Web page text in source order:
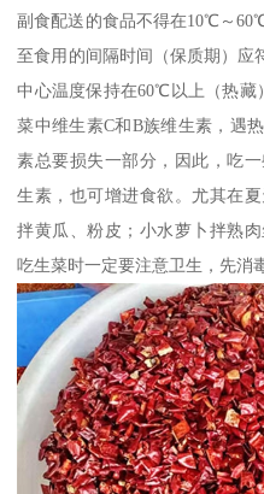
副食配送的食品不得在10℃～
至食用的间隔时间（保质期）应
中心温度保持在60℃以上（热藏
菜中维生素C和B族维生素，遇
素总要损失一部分，因此，吃
生素，也可增进食欲。尤其在
拌黄瓜、粉皮；小水萝卜拌熟
吃生菜时一定要注意卫生，先消